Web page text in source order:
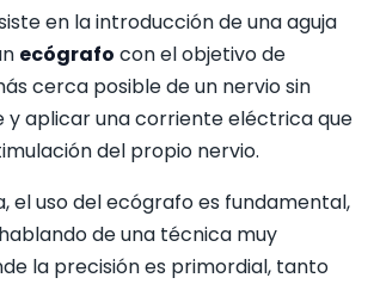
en la introducción de una aguja
ecógrafo con el objetivo de
cerca posible de un nervio sin
y aplicar una corriente eléctrica que
del propio nervio.
el uso del ecógrafo es fundamental,
de una técnica muy
la precisión es primordial, tanto